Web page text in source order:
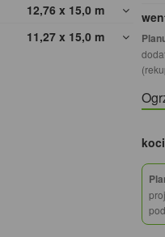
12,76 x 15,0 m
11,27 x 15,0 m